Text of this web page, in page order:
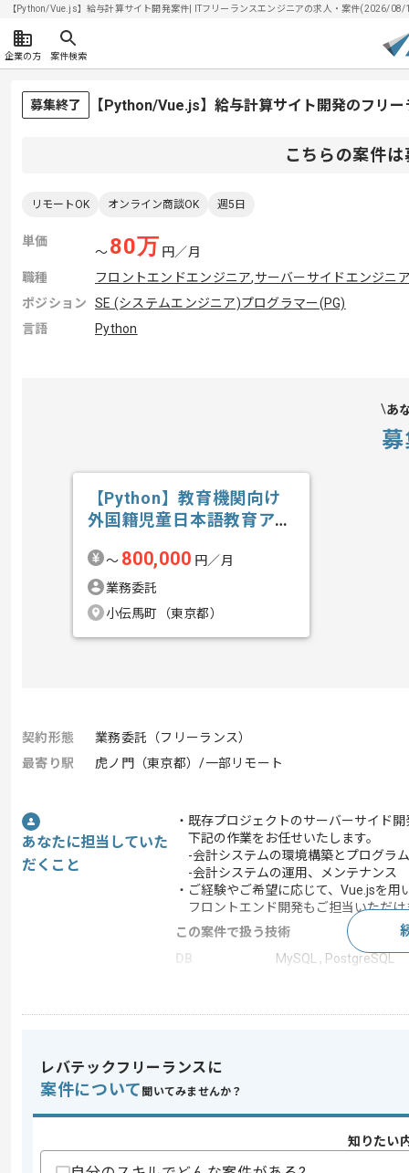
【Python/Vue.js】給与計算サイト開発案件| ITフリーランスエンジニアの求人・案件(2026/08/
企業の方 案件検索
募集終了 【Python/Vue.js】給与計算サイト開発のフリ
こちらの案件
リモートOK オンライン商談OK 週5日
単価
〜80万 円／月
職種
フロントエンドエンジニア,サーバーサイドエンジニ
ポジション
SE (システムエンジニア)プログラマー(PG)
言語
Python
あ
【Python】教育機関向け
外国籍児童日本語教育アプ
〜 800,000 円／月
業務委託
小伝馬町（東京都）
契約形態
業務委託（フリーランス）
最寄り駅
虎ノ門（東京都）/一部リモート
あなたに担当していた
だくこと
・既存プロジェクトのサーバーサイド
下記の作業をお任せいたします。
-会計システムの環境構築とプログラ
-会計システムの運用、メンテナンス
・ご経験やご希望に応じて、Vue.jsを用
フロントエンド開発もご担当いただけ
この案件で扱う技術
DB
MySQL , PostgreSQL
フレームワーク
Django , Vue.js
開発ツール
この案件のポイント
担当領域/システ
ム
レバテックフリーランスに
案件について 聞いてみませんか？
知りたい